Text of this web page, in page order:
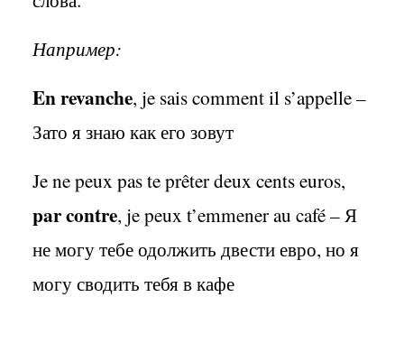
Например:
En revanche, je sais comment il s’appelle –
Зато я знаю как его зовут
Je ne peux pas te prêter deux cents euros,
par contre, je peux t’emmener au café – Я
не могу тебе одолжить двести евро, но я
могу сводить тебя в кафе